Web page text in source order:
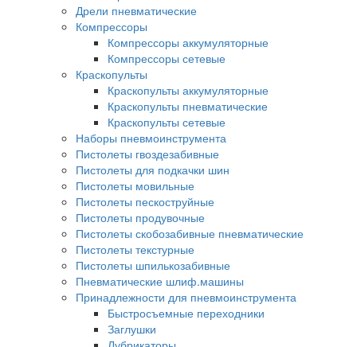
Дрели пневматические
Компрессоры
Компрессоры аккумуляторные
Компрессоры сетевые
Краскопульты
Краскопульты аккумуляторные
Краскопульты пневматические
Краскопульты сетевые
Наборы пневмоинструмента
Пистолеты гвоздезабивные
Пистолеты для подкачки шин
Пистолеты мовильные
Пистолеты пескоструйные
Пистолеты продувочные
Пистолеты скобозабивные пневматические
Пистолеты текстурные
Пистолеты шпилькозабивные
Пневматические шлиф.машины
Принадлежности для пневмоинструмента
Быстросъемные переходники
Заглушки